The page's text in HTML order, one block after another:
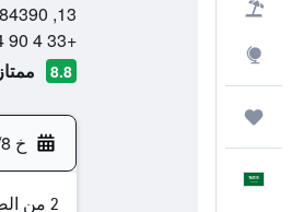
13, Avenue de l'Oratoire, 84390, سولت, إقليم فوكلوز, فرنسا
+33 4 90 64 06 22
8.8 ممتاز
خ 13/8
2 من الضيوف، غرفة واحدة